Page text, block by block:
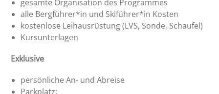
gesamte Organisation des Programmes
alle Bergführer*in und Skiführer*in Kosten
kostenlose Leihausrüstung (LVS, Sonde, Schaufel)
Kursunterlagen
Exklusive
persönliche An- und Abreise
Parkplatz: